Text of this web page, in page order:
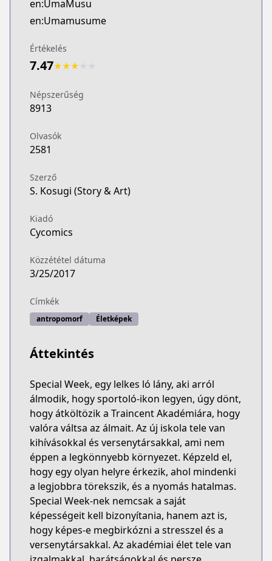
en:UmaMusu
en:Umamusume
Értékelés
7.47★★★
Népszerűség
8913
Olvasók
2581
Szerző
S. Kosugi (Story & Art)
Kiadó
Cycomics
Közzététel dátuma
3/25/2017
Címkék
antropomorf Életképek
Áttekintés
Special Week, egy lelkes ló lány, aki arról
álmodik, hogy sportoló-ikon legyen, úgy dönt,
hogy átköltözik a Traincent Akadémiára, hogy
valóra váltsa az álmait. Az új iskola tele van
kihívásokkal és versenytársakkal, ami nem
éppen a legkönnyebb környezet. Képzeld el,
hogy egy olyan helyre érkezik, ahol mindenki
a legjobbra törekszik, és a nyomás hatalmas.
Special Week-nek nemcsak a saját
képességeit kell bizonyítania, hanem azt is,
hogy képes-e megbirkózni a stresszel és a
versenytársakkal. Az akadémiai élet tele van